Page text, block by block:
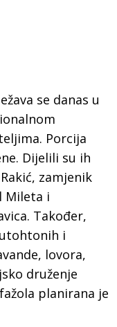
se danas u
Porcija
Dijelili su ih
zamjenik
Mileta i
Također,
i
lovora,
druženje
planirana je